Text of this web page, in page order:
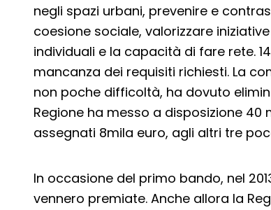
negli spazi urbani, prevenire e
coesione sociale, valorizzare
individuali e la capacità di fare rete.
mancanza dei requisiti richiesti. La
non poche difficoltà, ha dovuto
Regione ha messo a disposizione
assegnati 8mila euro, agli altri tre
In occasione del primo bando, nel
vennero premiate. Anche allora la